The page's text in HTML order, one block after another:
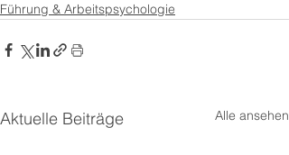
Führung & Arbeitspsychologie
Aktuelle Beiträge Alle ansehen